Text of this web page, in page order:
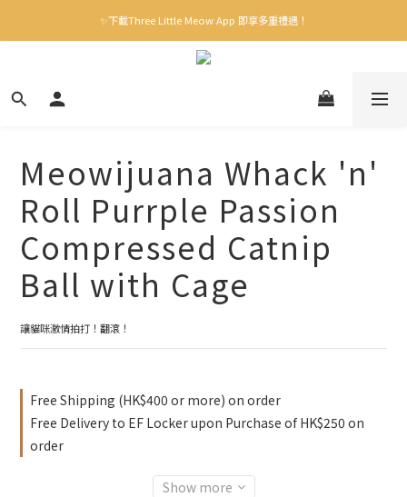
✨下載Three Little Meow App 即享多重禮遇！
✨下載Three Little Meow App 即享多重禮遇！
門市自取，一件免運💢
Meowijuana Whack 'n'
Roll Purrple Passion
Compressed Catnip
Ball with Cage
讓貓咪激情拍打！翻滾！
Free Shipping (HK$400 or more) on order
Free Delivery to EF Locker upon Purchase of HK$250 on
order
Show more